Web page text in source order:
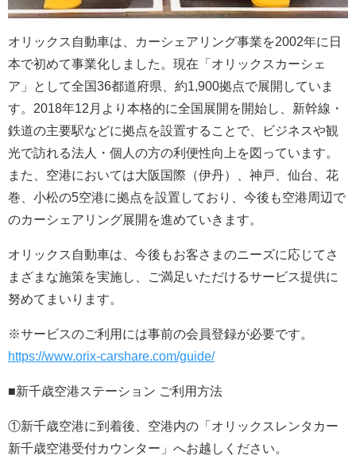
オリックス自動車は、カーシェアリング事業を2002年に日
本で初めて事業化しました。現在「オリックスカーシェ
ア」として全国36都道府県、約1,900拠点で展開していま
す。2018年12月より本格的に全国展開を開始し、新幹線・
鉄道の主要駅などに拠点を設置することで、ビジネスや観
光で訪れる法人・個人の方の利便性向上を図っています。
また、空港においては大阪国際（伊丹）、神戸、仙台、花
巻、小松の5空港に拠点を設置しており、今後も空港周辺で
のカーシェアリング展開を進めていきます。
オリックス自動車は、今後もお客さまのニーズに応じてさ
まざまな施策を実施し、ご満足いただけるサービス提供に
努めてまいります。
※サービスのご利用には事前の会員登録が必要です。
https://www.orix-carshare.com/guide/
■新千歳空港ステーション ご利用方法
①新千歳空港に到着後、空港内の「オリックスレンタカー
新千歳空港受付カウンター」へお越しください。